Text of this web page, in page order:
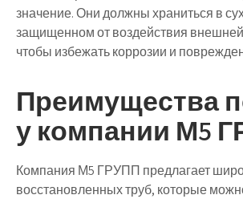
значение. Они должны храниться в
защищенном от воздействия
чтобы избежать коррозии и
Преимущества
у компании М5
Компания М5 ГРУПП предлагает
восстановленных труб, которые